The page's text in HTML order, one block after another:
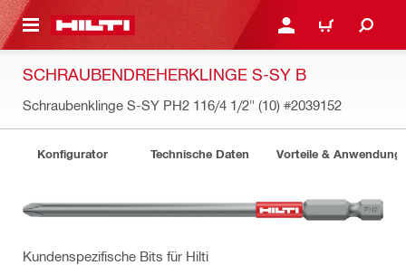
ANMELDEN ODER
WARENKORB
SCHRAUBENDREHERKLINGE S-SY B
Schraubenklinge S-SY PH2 116/4 1/2" (10) #2039152
Konfigurator Technische Daten Vorteile &
Kundenspezifische Bits für Hilti